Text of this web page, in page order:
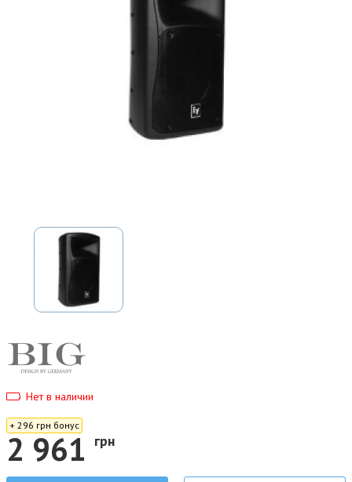
Нет в наличии
+ 296 грн бонус
2 961 грн